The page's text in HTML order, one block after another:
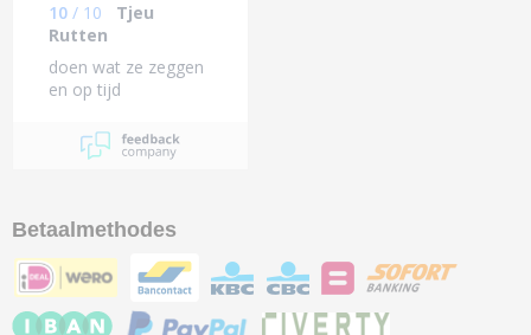
10 / 10
Tjeu
Rutten
doen wat ze zeggen
en op tijd
Betaalmethodes